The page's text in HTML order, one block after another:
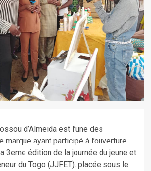
d’Almeida est l’une des
marque ayant participé à l’ouverture
3eme édition de la journée du jeune et
du Togo (JJFET), placée sous le